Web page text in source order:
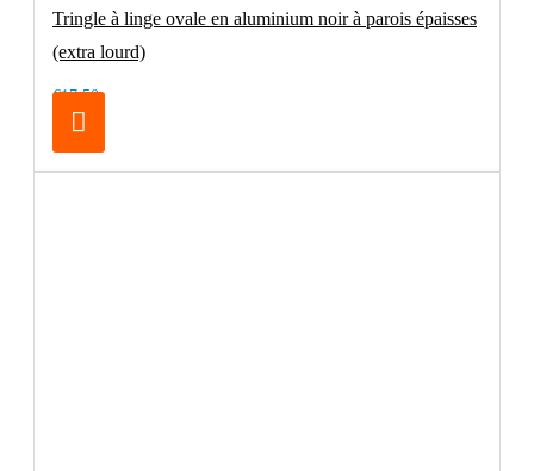
Tringle à linge ovale en aluminium noir à parois épaisses
(extra lourd)
€17.50